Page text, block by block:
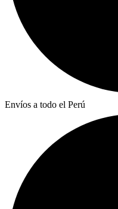
Envíos a todo el Perú